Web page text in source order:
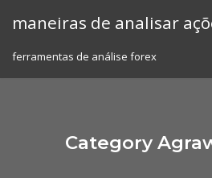
maneiras de analisar
ferramentas de análise forex
Category